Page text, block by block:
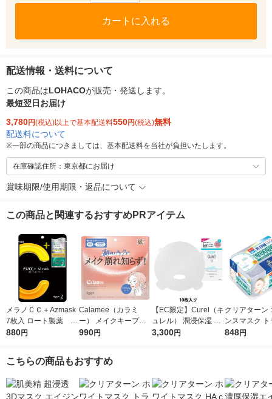
カートに入れる
配送情報・送料について
この商品はLOHACOが販売・発送します。
最短翌日お届け
3,780円(税込)以上で基本配送料550円(税込)無料
配送料について
※一部の商品につきましては、基本配送料を当社が負担いたします。
在庫確認住所：東京都にお届け
賞味期限/使用期限・返品について
この商品と関連するおすすめPRアイテム
メラノＣＣ＋Azmask
7枚入 ロート製薬 フ
ェイスパック 美白
880円
Calamee（カラミ
ー） メイクキープス
クエアパック 50枚入
990円
【EC限定】Curel（キ
ュレル） 潤浸保湿 モ
イストリペアシートマ
3,300円
クリアターン
ンスマスク
サム酸 30回
848円
こちらの商品もおすすめ